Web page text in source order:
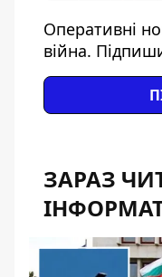
Оперативні
війна.
ЗАРАЗ